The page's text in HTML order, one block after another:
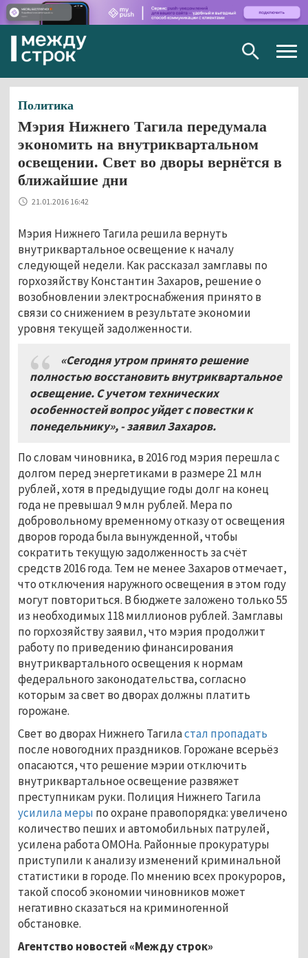
Политика
Мэрия Нижнего Тагила передумала
экономить на внутриквартальном
освещении. Свет во дворы вернётся в
ближайшие дни
21.01.2016 16:42
Мэрия Нижнего Тагила решила вернуть
внутриквартальное освещение к началу
следующей недели. Как рассказал замглавы по
горхозяйству Константин Захаров, решение о
возобновлении электроснабжения принято в
связи со снижением в результате экономии
уровня текущей задолженности.
«Сегодня утром принято решение
полностью восстановить внутриквартальное
освещение. С учетом технических
особенностей вопрос уйдет с повестки к
понедельнику», - заявил Захаров.
По словам чиновника, в 2016 год мэрия перешла с
долгом перед энергетиками в размере 21 млн
рублей, хотя в предыдущие годы долг на конец
года не превышал 9 млн рублей. Мера по
добровольному временному отказу от освещения
дворов города была вынужденной, чтобы
сократить текущую задолженность за счёт
средств 2016 года. Тем не менее Захаров отмечает,
что отключения наружного освещения в этом году
могут повториться. В бюджете заложено только 55
из необходимых 118 миллионов рублей. Замглавы
по горхозяйству заявил, что мэрия продолжит
работу по приведению финансирования
внутриквартального освещения к нормам
федерального законодательства, согласно
которым за свет во дворах должны платить
горожане.
Свет во дворах Нижнего Тагиластал пропадать
после новогодних праздников. Горожане всерьёз
опасаются, что решение мэрии отключить
внутриквартальное освещение развяжет
преступникам руки. Полиция Нижнего Тагила
усилила меры по охране правопорядка: увеличено
количество пеших и автомобильных патрулей,
усилена работа ОМОНа. Районные прокуратуры
приступили к анализу изменений криминальной
статистики в городе. По мнению всех прокуроров,
такой способ экономии чиновников может
негативно сказаться на криминогенной
обстановке.
Агентство новостей «Между строк»